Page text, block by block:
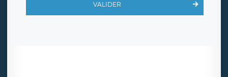
en sollicite la suppression, étant entendu que vous pouvez
demander la suppression de vos données et retirer votre
VALIDER